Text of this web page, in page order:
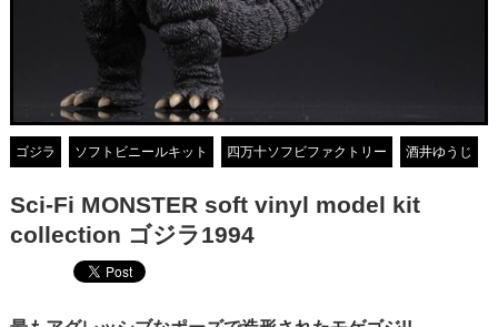
ゴジラ ソフトビニールキット 四万十ソフビファクトリー 酒井ゆうじ
Sci-Fi MONSTER soft vinyl model kit
collection ゴジラ1994